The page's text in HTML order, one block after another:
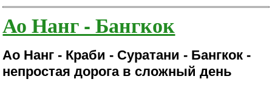
Ао Нанг - Бангкок
Ао Нанг - Краби - Суратани - Бангкок -
непростая дорога в сложный день